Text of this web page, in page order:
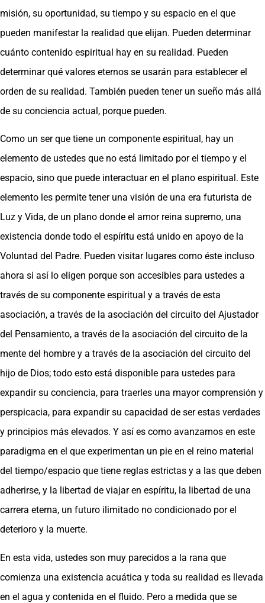
misión, su oportunidad, su tiempo y su espacio en el que
pueden manifestar la realidad que elijan. Pueden determinar
cuánto contenido espiritual hay en su realidad. Pueden
determinar qué valores eternos se usarán para establecer el
orden de su realidad. También pueden tener un sueño más allá
de su conciencia actual, porque pueden.
Como un ser que tiene un componente espiritual, hay un
elemento de ustedes que no está limitado por el tiempo y el
espacio, sino que puede interactuar en el plano espiritual. Este
elemento les permite tener una visión de una era futurista de
Luz y Vida, de un plano donde el amor reina supremo, una
existencia donde todo el espíritu está unido en apoyo de la
Voluntad del Padre. Pueden visitar lugares como éste incluso
ahora si así lo eligen porque son accesibles para ustedes a
través de su componente espiritual y a través de esta
asociación, a través de la asociación del circuito del Ajustador
del Pensamiento, a través de la asociación del circuito de la
mente del hombre y a través de la asociación del circuito del
hijo de Dios; todo esto está disponible para ustedes para
expandir su conciencia, para traerles una mayor comprensión y
perspicacia, para expandir su capacidad de ser estas verdades
y principios más elevados. Y así es como avanzamos en este
paradigma en el que experimentan un pie en el reino material
del tiempo/espacio que tiene reglas estrictas y a las que deben
adherirse, y la libertad de viajar en espíritu, la libertad de una
carrera eterna, un futuro ilimitado no condicionado por el
deterioro y la muerte.
En esta vida, ustedes son muy parecidos a la rana que
comienza una existencia acuática y toda su realidad es llevada
en el agua y contenida en el fluido. Pero a medida que se